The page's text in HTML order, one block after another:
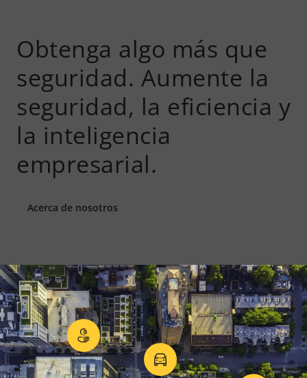
Obtenga algo más que
seguridad. Aumente la
seguridad, la eficiencia y
la inteligencia
empresarial.
Acerca de nosotros
Privacidad en la vigilancia
Control de acceso